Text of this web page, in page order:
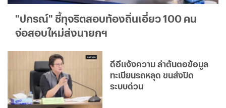
"ปกรณ์" ชี้ทุจริตสอบท้องถิ่นเอี่ยว 100 คน
จ่อสอบใหม่ส่งนายกฯ
ดีอีแจ้งความ ล่าต้นตอข้อมูล
ทะเบียนรถหลุด ขนส่งปิด
ระบบด่วน